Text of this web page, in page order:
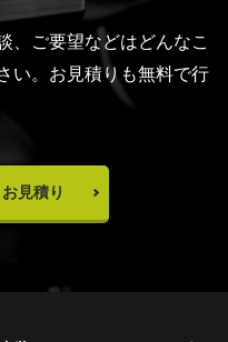
、ご要望などはどんなこ
い。 お見積りも無料で行
見積り